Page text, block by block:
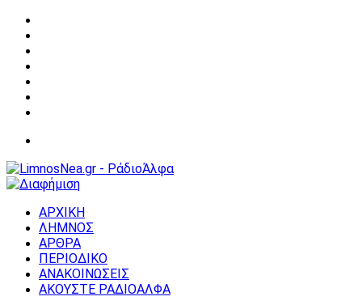
ΑΡΧΙΚΗ
ΛΗΜΝΟΣ
ΑΡΘΡΑ
ΠΕΡΙΟΔΙΚΟ
ΑΝΑΚΟΙΝΩΣΕΙΣ
ΑΚΟΥΣΤΕ ΡΑΔΙΟΑΛΦΑ